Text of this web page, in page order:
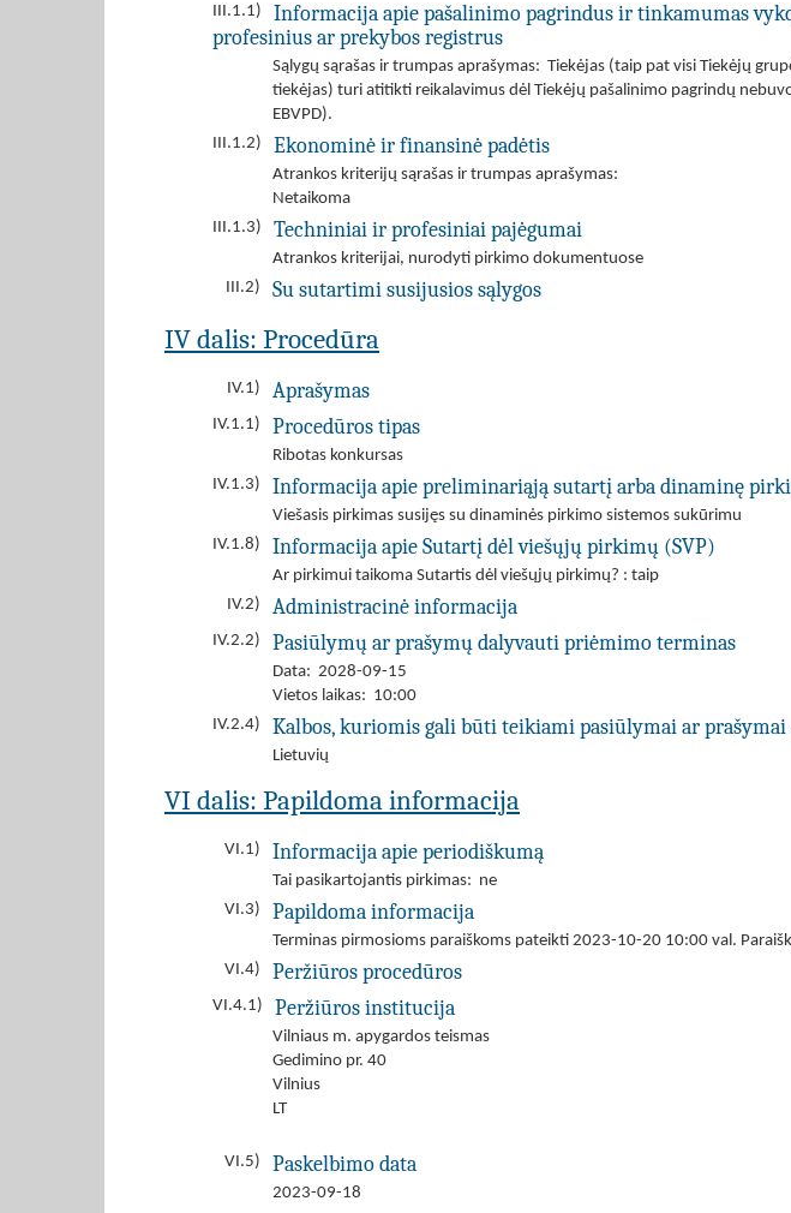
III.1.1)
Informacija apie pašalinimo pagrindus ir tinkamumas
profesinius ar prekybos registrus
Sąlygų sąrašas ir trumpas aprašymas: Tiekėjas (taip pat visi Tiekėjų
tiekėjas) turi atitikti reikalavimus dėl Tiekėjų pašalinimo pagrindų
EBVPD).
III.1.2)
Ekonominė ir finansinė padėtis
Atrankos kriterijų sąrašas ir trumpas aprašymas:
Netaikoma
III.1.3)
Techniniai ir profesiniai pajėgumai
Atrankos kriterijai, nurodyti pirkimo dokumentuose
III.2)
Su sutartimi susijusios sąlygos
IV dalis: Procedūra
IV.1) Aprašymas
IV.1.1) Procedūros tipas
Ribotas konkursas
IV.1.3)
Informacija apie preliminariąją sutartį arba dinaminę
Viešasis pirkimas susijęs su dinaminės pirkimo sistemos sukūrimu
IV.1.8)
Informacija apie Sutartį dėl viešųjų pirkimų (SVP)
Ar pirkimui taikoma Sutartis dėl viešųjų pirkimų? : taip
IV.2)
Administracinė informacija
IV.2.2) Pasiūlymų ar prašymų dalyvauti priėmimo terminas
Data: 2028-09-15
Vietos laikas: 10:00
IV.2.4)
Kalbos, kuriomis gali būti teikiami pasiūlymai ar
Lietuvių
VI dalis: Papildoma informacija
VI.1) Informacija apie periodiškumą
Tai pasikartojantis pirkimas: ne
VI.3)
Papildoma informacija
Terminas pirmosioms paraiškoms pateikti 2023-10-20 10:00 val.
VI.4)
Peržiūros procedūros
VI.4.1) Peržiūros institucija
Vilniaus m. apygardos teismas
Gedimino pr. 40
Vilnius
LT
VI.5) Paskelbimo data
2023-09-18